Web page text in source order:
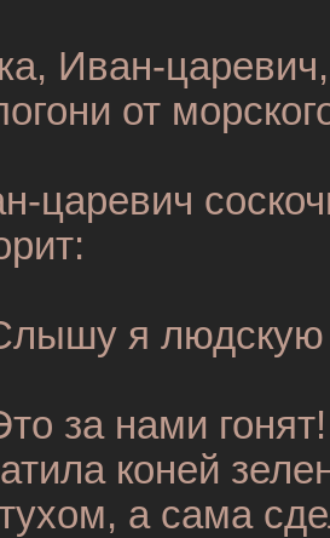
Иван-
от
царевич
я людскую
за нами
коней
а сама